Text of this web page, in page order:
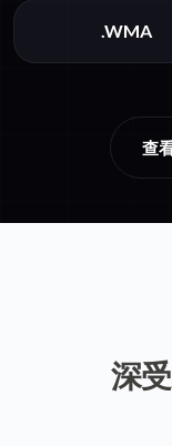
.WMA
查
深受